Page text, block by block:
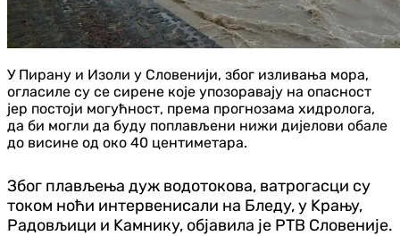
У Пирану и Изоли у Словенији, због изливања мора,
огласиле су се сирене које упозоравају на опасност
јер постоји могућност, према прогнозама хидролога,
да би могли да буду поплављени нижи дијелови обале
до висине од око 40 центиметара.
Због плављења дуж водотокова, ватрогасци су
током ноћи интервенисали на Бледу, у Kрању,
Радовљици и Kамнику, објавила је РТВ Словеније.